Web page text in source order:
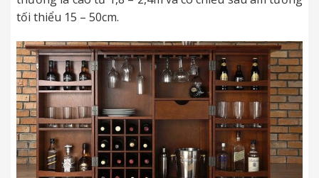
tối thiểu 15 – 50cm.